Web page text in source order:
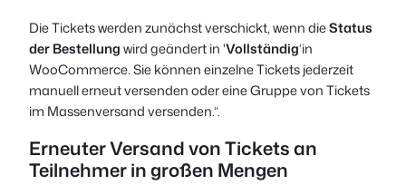
French
Polish
Czech
Die Tickets werden zunächst verschickt, wenn dieStatus
der Bestellungwird geändert in 'Vollständig‘in
WooCommerce. Sie können einzelne Tickets jederzeit
manuell erneut versenden oder eine Gruppe von Tickets
im Massenversand versenden.“.
Erneuter Versand von Tickets an
Teilnehmer in großen Mengen